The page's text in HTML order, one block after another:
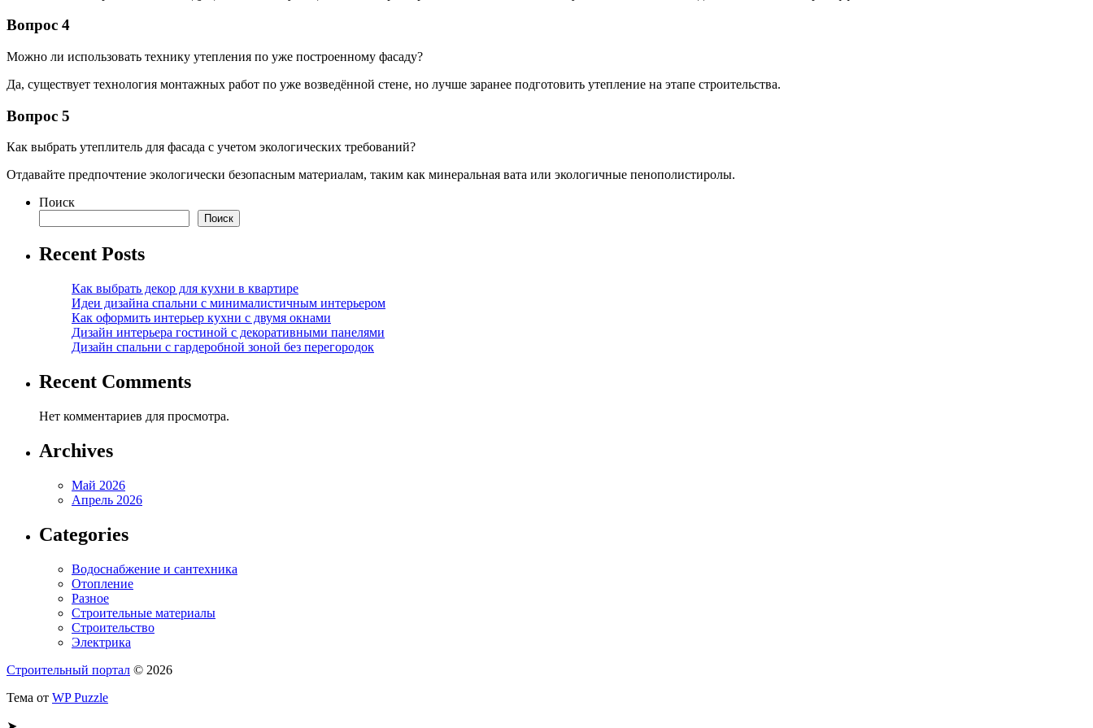
Вопрос 4
Можно ли использовать технику утепления по уже построенному фасаду?
Да, существует технология монтажных работ по уже возведённой стене, но лучше заранее подготовить утепление на этапе строительства.
Вопрос 5
Как выбрать утеплитель для фасада с учетом экологических требований?
Отдавайте предпочтение экологически безопасным материалам, таким как минеральная вата или экологичные пенополистиролы.
Поиск
Поиск
Recent Posts
Как выбрать декор для кухни в квартире
Идеи дизайна спальни с минималистичным интерьером
Как оформить интерьер кухни с двумя окнами
Дизайн интерьера гостиной с декоративными панелями
Дизайн спальни с гардеробной зоной без перегородок
Recent Comments
Нет комментариев для просмотра.
Archives
Май 2026
Апрель 2026
Categories
Водоснабжение и сантехника
Отопление
Разное
Строительные материалы
Строительство
Электрика
Строительный портал © 2026
Тема от WP Puzzle